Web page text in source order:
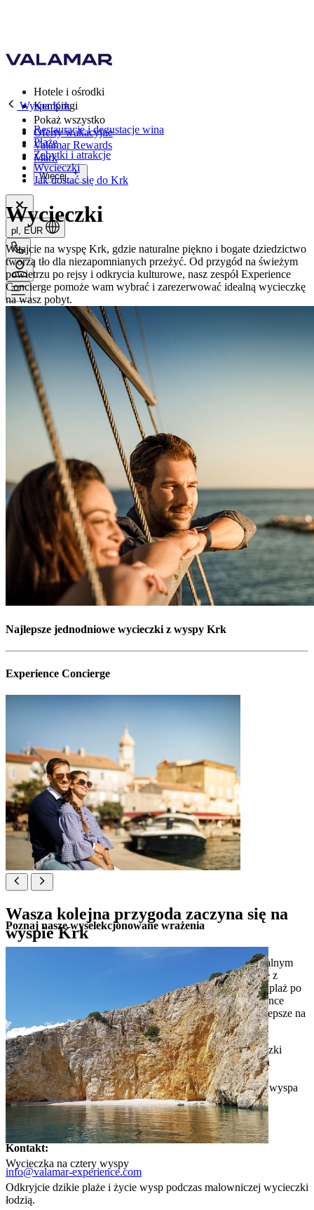
Hotele i ośrodki
Kempingi
Pokaż wszystko
Oferty wakacyjne
Valamar Rewards
Mark
Więcej
pl, EUR
Wyspa Krk
Restauracje i degustacje wina
Plaże
Zabytki i atrakcje
Wycieczki
Jak dostać się do Krk
Wycieczki
Witajcie na wyspę Krk, gdzie naturalne piękno i bogate dziedzictwo
tworzą tło dla niezapomnianych przeżyć. Od przygód na świeżym
powietrzu po rejsy i odkrycia kulturowe, nasz zespół Experience
Concierge pomoże wam wybrać i zarezerwować idealną wycieczkę
na wasz pobyt.
Najlepsze jednodniowe wycieczki z wyspy Krk
Experience Concierge
Wasza kolejna przygoda zaczyna się na
wyspie Krk
Poznajcie uroki wyspy Krk dzięki starannie wybranym lokalnym
atrakcjom i wyjątkowym wycieczkom rozpoczynającym się z
waszej lokalizacji. Od historycznych miasteczek i ukrytych plaż po
degustacje win i przygody na wyspie – nasz zespół Experience
Concierge pomoże wam wybrać i zarezerwować to, co najlepsze na
Krk.
starannie wybrane, najlepiej oceniane lokalne wycieczki
rekomendacje dopasowane do Twoich zainteresowań
wsparcie przy organizacji transportu i rezerwacji
wskazówki od lokalnych mieszkańców, którzy znają wyspa
Krk najlepiej
Kontakt:
info@valamar-experience.com
Poznaj nasze wyselekcjonowane wrażenia
Wycieczka na cztery wyspy
Odkryjcie dzikie plaże i życie wysp podczas malowniczej wycieczki
łodzią.